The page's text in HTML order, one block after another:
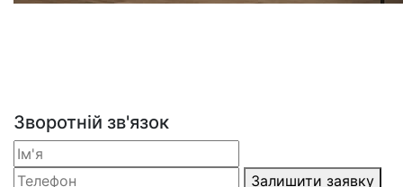
Зворотній зв'язок
Залишити заявку